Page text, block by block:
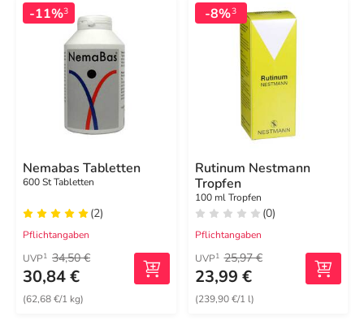
-11%3
Nemabas Tabletten
600 St Tabletten
(2)
Pflichtangaben
UVP1 34,50 €
30,84 €
(62,68 €/1 kg)
-8%3
Rutinum Nestmann
Tropfen
100 ml Tropfen
(0)
Pflichtangaben
UVP1 25,97 €
23,99 €
(239,90 €/1 l)